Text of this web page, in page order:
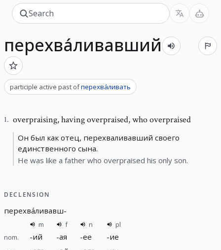
перехва́ливавший
participle active past ofперехва́ливать
1. overpraising,having overpraised, who overpraised
Он был как отец, перехваливавший своего
единственного сына.
He was like a father who overpraised his only son.
DECLENSION
перехва́ливавш-
m f n
pl
nom.
-ий -ая -ее -ие